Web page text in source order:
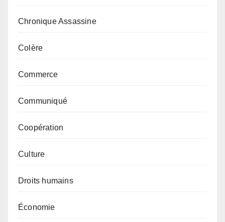
Chronique Assassine
Colère
Commerce
Communiqué
Coopération
Culture
Droits humains
Économie